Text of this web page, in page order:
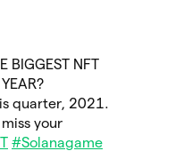
BIGGEST NFT
quarter, 2021.
your
#Solanagame